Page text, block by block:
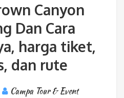
Canyon
Dan Cara
harga tiket,
dan rute
Campa Tour & Event